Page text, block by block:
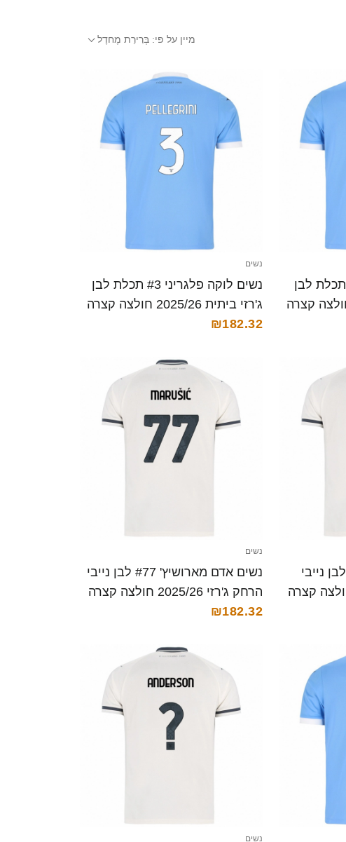
מיין על פי: בְּרִירַת מֶחדָל
נשים נונו טבארס #17 תכלת לבן
נשים
נשים לוקה פלגריני #3 תכלת לבן
ג'רזי ביתית 2025/26 חולצה קצרה
₪182.32
נשים נונו טבארס #17 לבן נייבי
נשים
נשים אדם מארושיץ' #77 לבן נייבי
הרחק ג'רזי 2025/26 חולצה קצרה
₪182.32
נשים